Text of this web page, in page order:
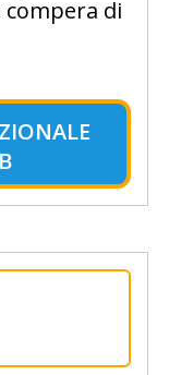
compera di